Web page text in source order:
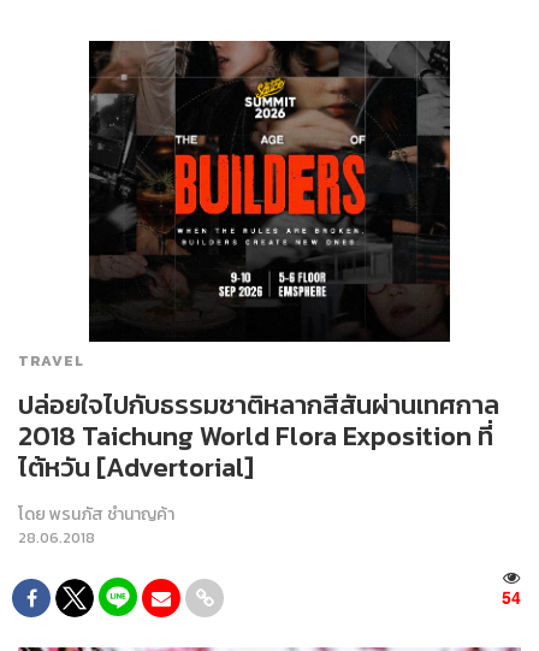
TRAVEL
ปล่อยใจไปกับธรรมชาติหลากสีสันผ่านเทศกาล
2018 Taichung World Flora Exposition ที่
ไต้หวัน [Advertorial]
โดยพรนภัส ชำนาญค้า
28.06.2018
54